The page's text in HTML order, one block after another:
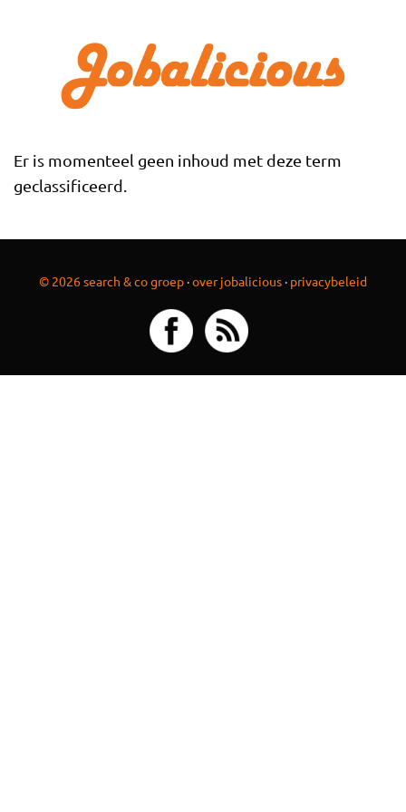
Er is momenteel geen inhoud met deze term
geclassificeerd.
© 2026 search & co groep ·over jobalicious · privacybeleid